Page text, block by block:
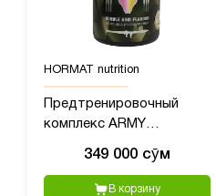
HORMAT nutrition
Предтренировочный
комплекс ARMY
40 порций, 380 гр пищвая
добавка
349 000 сӯм
В корзину